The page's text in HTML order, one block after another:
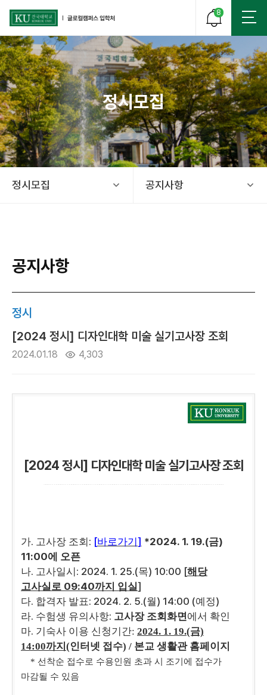
건국대학교 글로컬 캠퍼스 입학처
8
정시모집
정시모집 공지사항
공지사항
정시
[2024 정시] 디자인대학 미술 실기고사장 조회
2024.01.18 4,303
[2024 정시] 디자인대학 미술 실기 고사장 조회
가. 고사장 조회 : [바로가기] *2024. 1. 19.(금)
11:00에 오픈
나. 고사일시 : 2024. 1. 25.(목) 10:00 [해당
고사실로 09:40까지 입실]
다. 합격자 발표: 2024. 2. 5.(월) 14:00 (예정)
라. 수험생 유의사항: 고사장 조회화면에서 확인
마. 기숙사 이용 신청기간: 2024. 1. 19.(금)
14:00까지 (인터넷 접수) / 본교 생활관 홈페이지
* 선착순 접수로 수용인원 초과 시 조기에 접수가
마감될 수 있음